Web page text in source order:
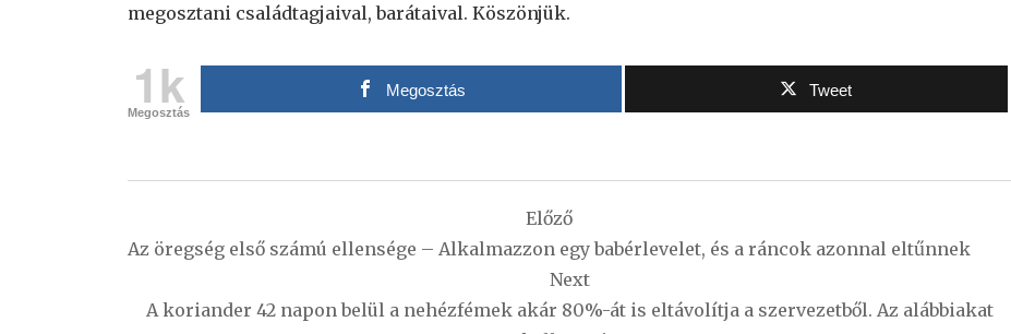
megosztani családtagjaival, barátaival. Köszönjük.
1k
Megosztás
Megosztás Tweet
navigáció
Előző
Az öregség első számú ellensége – Alkalmazzon egy babérlevelet, és a ráncok azonnal eltűnnek
Next
A koriander 42 napon belül a nehézfémek akár 80%-át is eltávolítja a szervezetből. Az alábbiakat